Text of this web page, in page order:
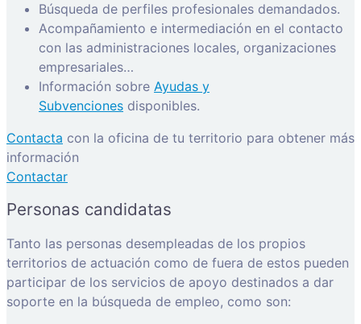
Búsqueda de perfiles profesionales demandados.
Acompañamiento e intermediación en el contacto
con las administraciones locales, organizaciones
empresariales…
Información sobre Ayudas y
Subvenciones disponibles.
Contacta con la oficina de tu territorio para obtener más
información
Contactar
Personas candidatas
Tanto las personas desempleadas de los propios
territorios de actuación como de fuera de estos pueden
participar de los servicios de apoyo destinados a dar
soporte en la búsqueda de empleo, como son: